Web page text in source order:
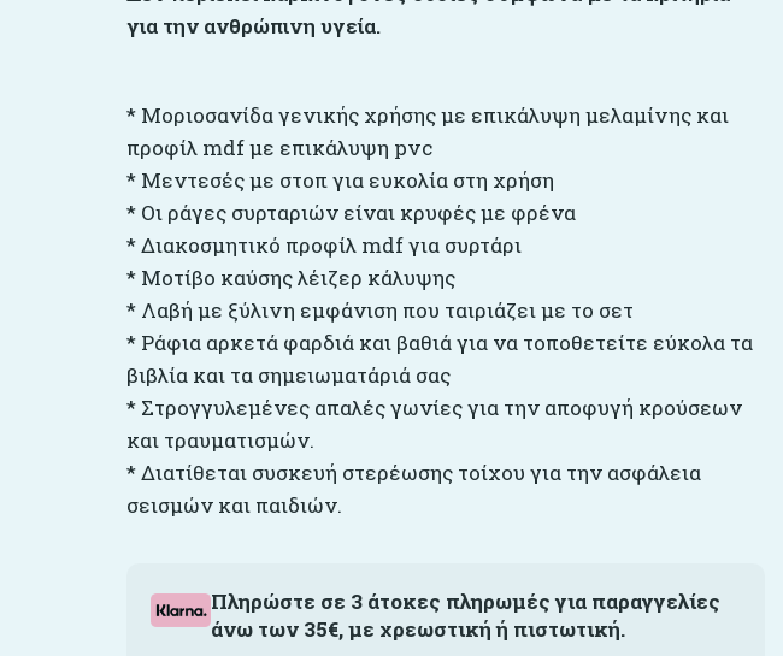
για την ανθρώπινη υγεία.
* Μοριοσανίδα γενικής χρήσης με επικάλυψη μελαμίνης και
προφίλ mdf με επικάλυψη pvc
* Μεντεσές με στοπ για ευκολία στη χρήση
* Οι ράγες συρταριών είναι κρυφές με φρένα
* Διακοσμητικό προφίλ mdf για συρτάρι
* Μοτίβο καύσης λέιζερ κάλυψης
* Λαβή με ξύλινη εμφάνιση που ταιριάζει με το σετ
* Ράφια αρκετά φαρδιά και βαθιά για να τοποθετείτε εύκολα τα
βιβλία και τα σημειωματάριά σας
* Στρογγυλεμένες απαλές γωνίες για την αποφυγή κρούσεων
και τραυματισμών.
* Διατίθεται συσκευή στερέωσης τοίχου για την ασφάλεια
σεισμών και παιδιών.
Πληρώστε σε 3 άτοκες πληρωμές για παραγγελίες
άνω των 35€, με χρεωστική ή πιστωτική.